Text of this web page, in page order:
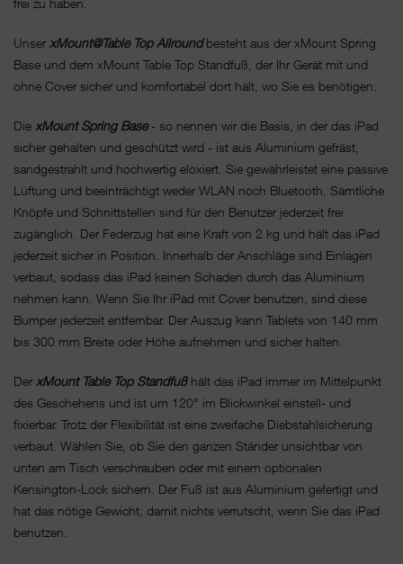
frei zu haben.
Unser xMount@Table Top Allroundbesteht aus der xMount Spring
Base und dem xMount Table Top Standfuß, der Ihr Gerät mit und
ohne Cover sicher und komfortabel dort hält, wo Sie es benötigen.
Die xMount Spring Base- so nennen wir die Basis, in der das iPad
sicher gehalten und geschützt wird - ist aus Aluminium gefräst,
sandgestrahlt und hochwertig eloxiert. Sie gewährleistet eine passive
Lüftung und beeinträchtigt weder WLAN noch Bluetooth. Sämtliche
Knöpfe und Schnittstellen sind für den Benutzer jederzeit frei
zugänglich. Der Federzug hat eine Kraft von 2 kg und hält das iPad
jederzeit sicher in Position. Innerhalb der Anschläge sind Einlagen
verbaut, sodass das iPad keinen Schaden durch das Aluminium
nehmen kann. Wenn Sie Ihr iPad mit Cover benutzen, sind diese
Bumper jederzeit entfernbar. Der Auszug kann Tablets von 140 mm
bis 300 mm Breite oder Höhe aufnehmen und sicher halten.
Der xMount Table Top Standfußhält das iPad immer im Mittelpunkt
des Geschehens und ist um 120° im Blickwinkel einstell- und
fixierbar. Trotz der Flexibilität ist eine zweifache Diebstahlsicherung
verbaut. Wählen Sie, ob Sie den ganzen Ständer unsichtbar von
unten am Tisch verschrauben oder mit einem optionalen
Kensington-Lock sichern. Der Fuß ist aus Aluminium gefertigt und
hat das nötige Gewicht, damit nichts verrutscht, wenn Sie das iPad
benutzen.